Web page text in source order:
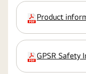
extensión:pdf
Product
extensión:pdf
GPSR Safety